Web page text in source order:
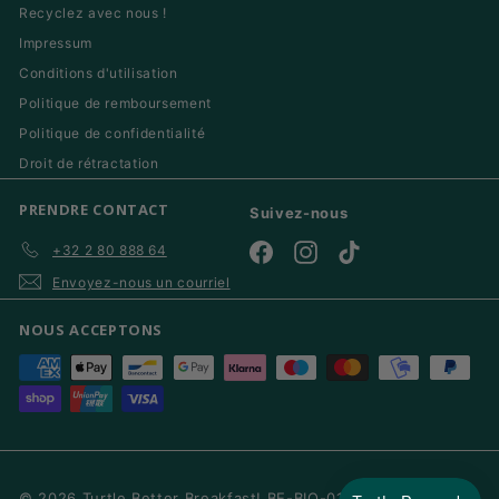
Recyclez avec nous !
Impressum
Conditions d'utilisation
Politique de remboursement
Politique de confidentialité
Droit de rétractation
PRENDRE CONTACT
+32 2 80 888 64
Envoyez-nous un courriel
Suivez-nous
FacebookInstagram
NOUS ACCEPTONS